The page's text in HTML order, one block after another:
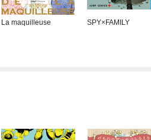
La maquilleuse SPY×FAMILY